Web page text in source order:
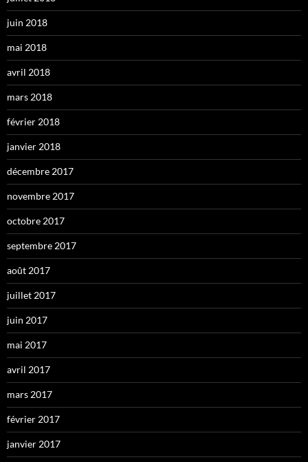
juin 2018
mai 2018
avril 2018
mars 2018
février 2018
janvier 2018
décembre 2017
novembre 2017
octobre 2017
septembre 2017
août 2017
juillet 2017
juin 2017
mai 2017
avril 2017
mars 2017
février 2017
janvier 2017